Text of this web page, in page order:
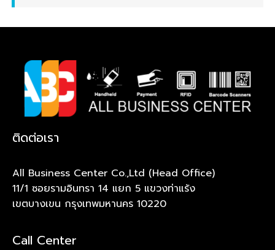
ติดต่อเรา
All Business Center Co.,Ltd (Head Office)
11/1 ซอยรามอินทรา 14 แยก 5 แขวงท่าแร้ง
เขตบางเขน กรุงเทพมหานคร 10220
Call Center